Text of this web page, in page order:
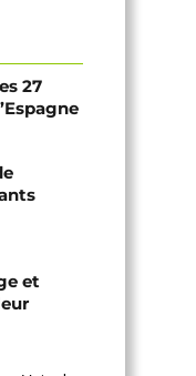
27
et